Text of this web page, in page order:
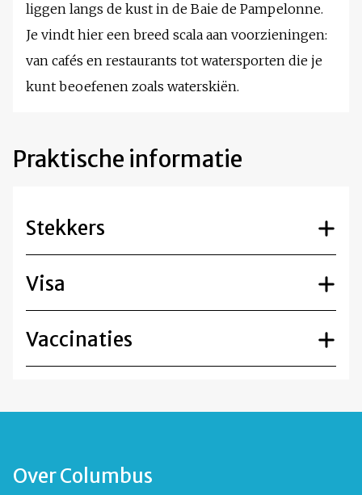
liggen langs de kust in de Baie de Pampelonne.
Je vindt hier een breed scala aan voorzieningen:
van cafés en restaurants tot watersporten die je
kunt beoefenen zoals waterskiën.
Praktische informatie
Stekkers
Visa
Vaccinaties
Over Columbus